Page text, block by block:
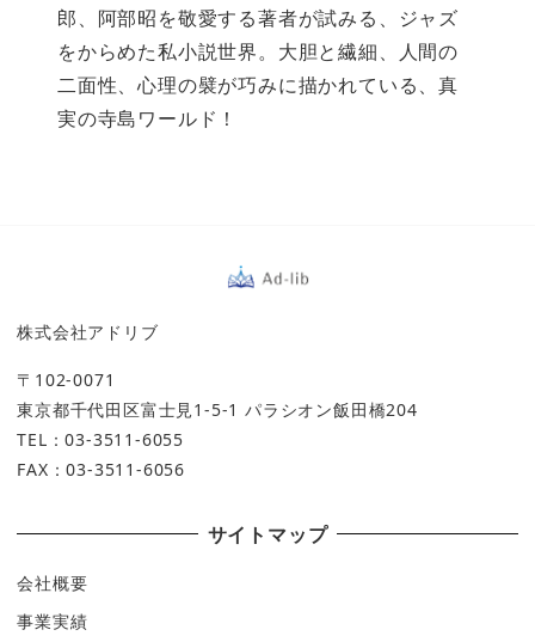
郎、阿部昭を敬愛する著者が試みる、ジャズ
をからめた私小説世界。大胆と繊細、人間の
二面性、心理の襞が巧みに描かれている、真
実の寺島ワールド！
株式会社アドリブ
〒102-0071
東京都千代田区富士見1-5-1 パラシオン飯田橋204
TEL：03-3511-6055
FAX：03-3511-6056
サイトマップ
会社概要
事業実績